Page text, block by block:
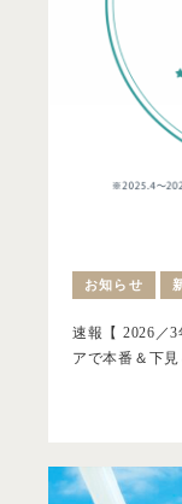
お知らせ
速報【 2026／
アで本番＆下